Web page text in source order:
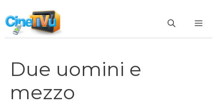
al
contenuto
Due uomini e
mezzo